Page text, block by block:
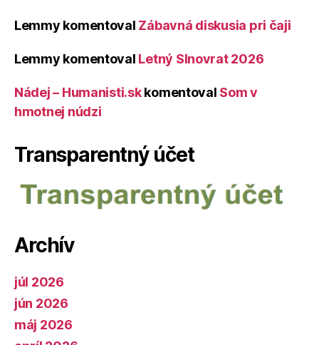
Lemmy komentoval Zábavná diskusia pri čaji
Lemmy komentoval Letný Slnovrat 2026
Nádej – Humanisti.skkomentoval Som v
hmotnej núdzi
Transparentný účet
Archív
júl 2026
jún 2026
máj 2026